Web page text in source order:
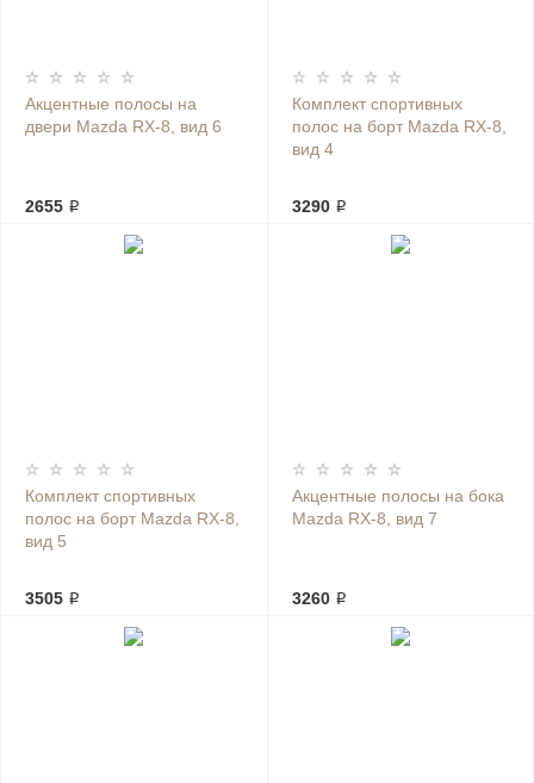
Акцентные полосы на
двери Mazda RX-8, вид 6
2655 ₽
Комплект спортивных
полос на борт Mazda RX-8,
вид 4
3290 ₽
Комплект спортивных
полос на борт Mazda RX-8,
вид 5
3505 ₽
Акцентные полосы на бока
Mazda RX-8, вид 7
3260 ₽